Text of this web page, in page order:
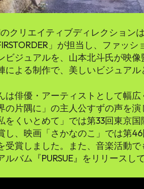
クリエイティブディレクション
」が担当し、ファッ
ビジュアルを、山本北斗氏が映
による制作で、美しいビジュアル
は俳優・アーティストとして幅
の片隅に」の主人公すずの声を
をくいとめて」では第33回東京
し、映画「さかなのこ」では第
受賞しました。また、音楽活動
ルバム『PURSUE』をリリースし